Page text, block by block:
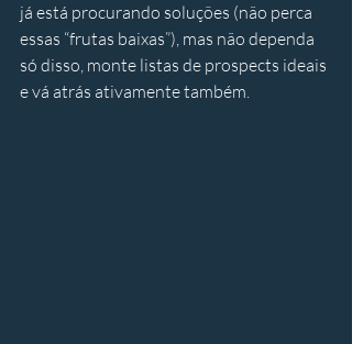
já está procurando soluções (não perca
essas “frutas baixas”), mas não dependa
só disso, monte listas de prospects ideais
e vá atrás ativamente também.